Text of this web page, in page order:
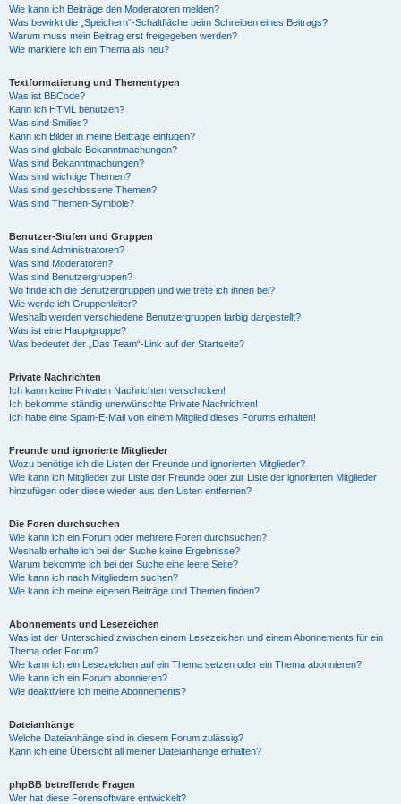
Wie kann ich Beiträge den Moderatoren melden?
Was bewirkt die „Speichern“-Schaltfläche beim Schreiben eines Beitrags?
Warum muss mein Beitrag erst freigegeben werden?
Wie markiere ich ein Thema als neu?
Textformatierung und Thementypen
Was ist BBCode?
Kann ich HTML benutzen?
Was sind Smilies?
Kann ich Bilder in meine Beiträge einfügen?
Was sind globale Bekanntmachungen?
Was sind Bekanntmachungen?
Was sind wichtige Themen?
Was sind geschlossene Themen?
Was sind Themen-Symbole?
Benutzer-Stufen und Gruppen
Was sind Administratoren?
Was sind Moderatoren?
Was sind Benutzergruppen?
Wo finde ich die Benutzergruppen und wie trete ich ihnen bei?
Wie werde ich Gruppenleiter?
Weshalb werden verschiedene Benutzergruppen farbig dargestellt?
Was ist eine Hauptgruppe?
Was bedeutet der „Das Team“-Link auf der Startseite?
Private Nachrichten
Ich kann keine Privaten Nachrichten verschicken!
Ich bekomme ständig unerwünschte Private Nachrichten!
Ich habe eine Spam-E-Mail von einem Mitglied dieses Forums erhalten!
Freunde und ignorierte Mitglieder
Wozu benötige ich die Listen der Freunde und ignorierten Mitglieder?
Wie kann ich Mitglieder zur Liste der Freunde oder zur Liste der ignorierten Mitglieder
hinzufügen oder diese wieder aus den Listen entfernen?
Die Foren durchsuchen
Wie kann ich ein Forum oder mehrere Foren durchsuchen?
Weshalb erhalte ich bei der Suche keine Ergebnisse?
Warum bekomme ich bei der Suche eine leere Seite?
Wie kann ich nach Mitgliedern suchen?
Wie kann ich meine eigenen Beiträge und Themen finden?
Abonnements und Lesezeichen
Was ist der Unterschied zwischen einem Lesezeichen und einem Abonnements für ein
Thema oder Forum?
Wie kann ich ein Lesezeichen auf ein Thema setzen oder ein Thema abonnieren?
Wie kann ich ein Forum abonnieren?
Wie deaktiviere ich meine Abonnements?
Dateianhänge
Welche Dateianhänge sind in diesem Forum zulässig?
Kann ich eine Übersicht all meiner Dateianhänge erhalten?
phpBB betreffende Fragen
Wer hat diese Forensoftware entwickelt?